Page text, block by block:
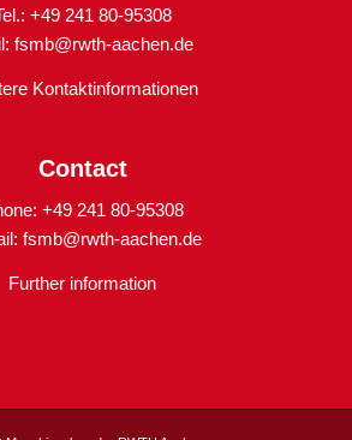
+49 241 80-95308
fsmb@rwth-aachen.de
Kontaktinformationen
Contact
+49 241 80-95308
fsmb@rwth-aachen.de
Further information